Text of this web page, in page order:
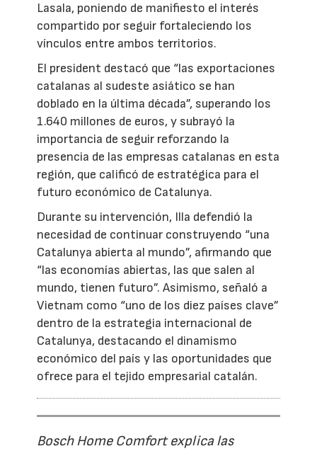
Lasala, poniendo de manifiesto el interés
compartido por seguir fortaleciendo los
vínculos entre ambos territorios.
El president destacó que “las exportaciones
catalanas al sudeste asiático se han
doblado en la última década”, superando los
1.640 millones de euros, y subrayó la
importancia de seguir reforzando la
presencia de las empresas catalanas en esta
región, que calificó de estratégica para el
futuro económico de Catalunya.
Durante su intervención, Illa defendió la
necesidad de continuar construyendo “una
Catalunya abierta al mundo”, afirmando que
“las economías abiertas, las que salen al
mundo, tienen futuro”. Asimismo, señaló a
Vietnam como “uno de los diez países clave”
dentro de la estrategia internacional de
Catalunya, destacando el dinamismo
económico del país y las oportunidades que
ofrece para el tejido empresarial catalán.
Bosch Home Comfort explica las